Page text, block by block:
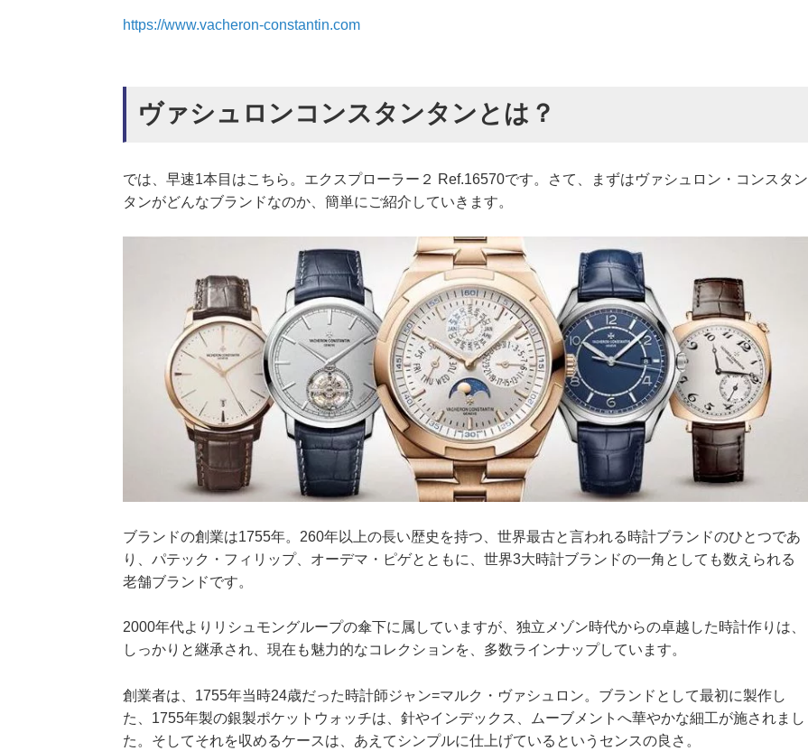
https://www.vacheron-constantin.com
ヴァシュロンコンスタンタンとは？
では、早速1本目はこちら。エクスプローラー２ Ref.16570です。さて、まずはヴァシュロン・コンスタン
タンがどんなブランドなのか、簡単にご紹介していきます。
ブランドの創業は1755年。260年以上の長い歴史を持つ、世界最古と言われる時計ブランドのひとつであ
り、パテック・フィリップ、オーデマ・ピゲとともに、世界3大時計ブランドの一角としても数えられる
老舗ブランドです。
2000年代よりリシュモングループの傘下に属していますが、独立メゾン時代からの卓越した時計作りは、
しっかりと継承され、現在も魅力的なコレクションを、多数ラインナップしています。
創業者は、1755年当時24歳だった時計師ジャン=マルク・ヴァシュロン。ブランドとして最初に製作し
た、1755年製の銀製ポケットウォッチは、針やインデックス、ムーブメントへ華やかな細工が施されまし
た。そしてそれを収めるケースは、あえてシンプルに仕上げているというセンスの良さ。